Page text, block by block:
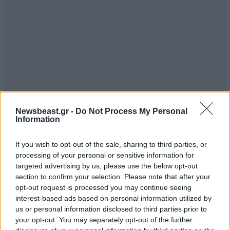
Newsbeast.gr - Do Not Process My Personal
Information
If you wish to opt-out of the sale, sharing to third parties, or
processing of your personal or sensitive information for
targeted advertising by us, please use the below opt-out
section to confirm your selection. Please note that after your
opt-out request is processed you may continue seeing
interest-based ads based on personal information utilized by
us or personal information disclosed to third parties prior to
your opt-out. You may separately opt-out of the further